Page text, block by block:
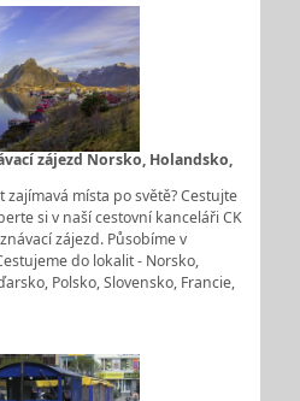
zájezd Norsko, Holandsko,
zajímavá místa po světě? Cestujte
si v naší cestovní kanceláři CK
zájezd. Působíme v
do lokalit - Norsko,
Polsko, Slovensko, Francie,